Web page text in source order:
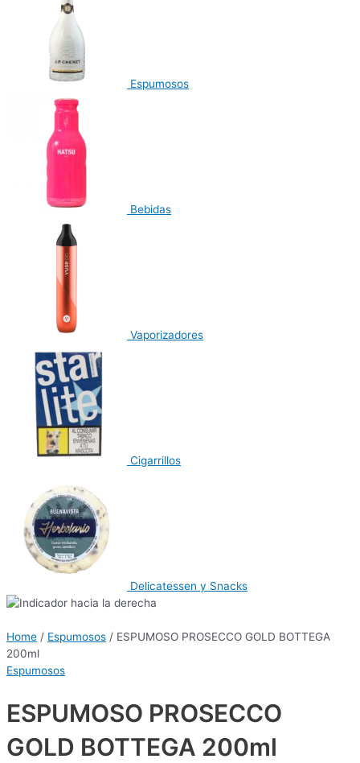
Espumosos
Bebidas
Vaporizadores
Cigarrillos
Delicatessen y Snacks
Home / Espumosos / ESPUMOSO PROSECCO GOLD BOTTEGA
200ml
Espumosos
ESPUMOSO PROSECCO
GOLD BOTTEGA 200ml